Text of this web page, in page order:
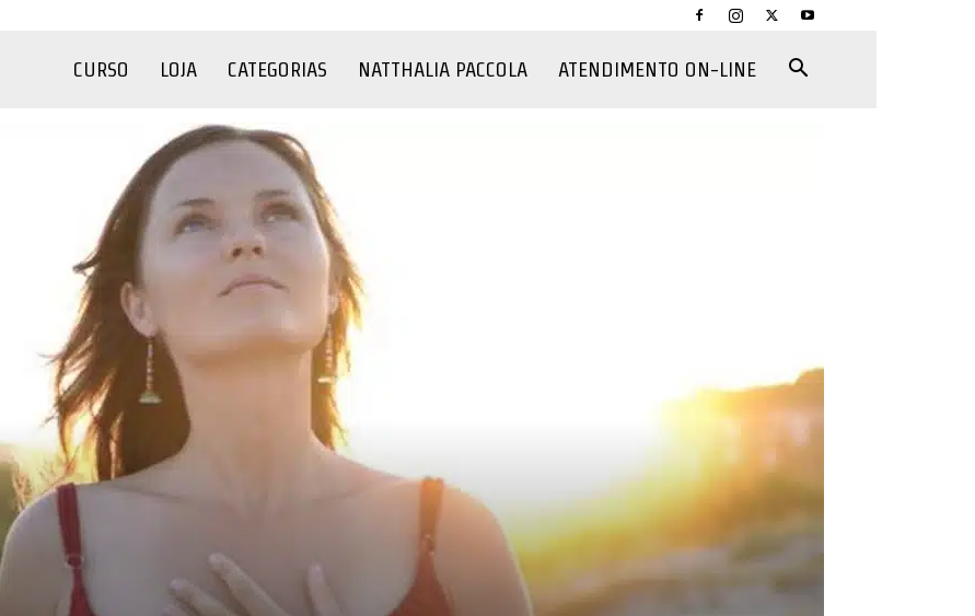
CURSO LOJA CATEGORIAS NATTHALIA PACCOLA ATENDIMENTO ON-LINE